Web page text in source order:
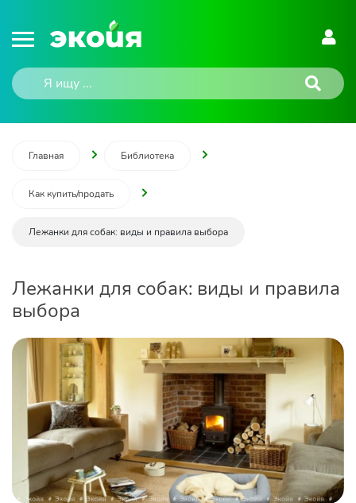
Главная Библиотека
Как купить/продать
Лежанки для собак: виды и правила выбора
Лежанки для собак: виды и правила
выбора